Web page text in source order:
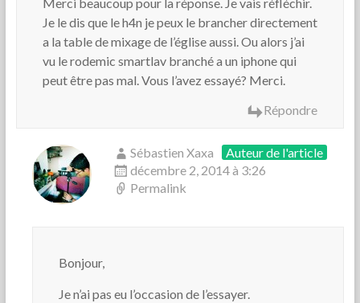
Je le dis que le h4n je peux le brancher directement
a la table de mixage de l’église aussi. Ou alors j’ai
vu le rodemic smartlav branché a un iphone qui
peut être pas mal. Vous l’avez essayé? Merci.
Répondre
Sébastien Xaxa
Auteur de l'article
décembre 2, 2014 à 3:26
Permalink
Bonjour,
Je n’ai pas eu l’occasion de l’essayer.